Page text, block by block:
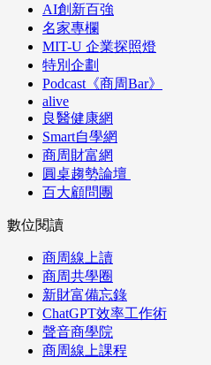
AI創新百強
名家專欄
MIT-U 企業探照燈
特別企劃
Podcast《商周Bar》
alive
良醫健康網
Smart自學網
商周財富網
圓桌趨勢論壇
百大顧問團
數位閱讀
商周線上讀
商周共學圈
新財富備忘錄
ChatGPT效率工作術
聲音商學院
商周線上課程